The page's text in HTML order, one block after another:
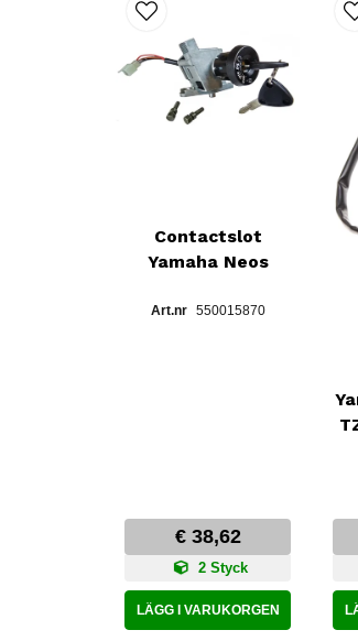
Contactslot
Yamaha Neos
550015870
€ 38,62
2 Styck
LÄGG I VARUKORGEN